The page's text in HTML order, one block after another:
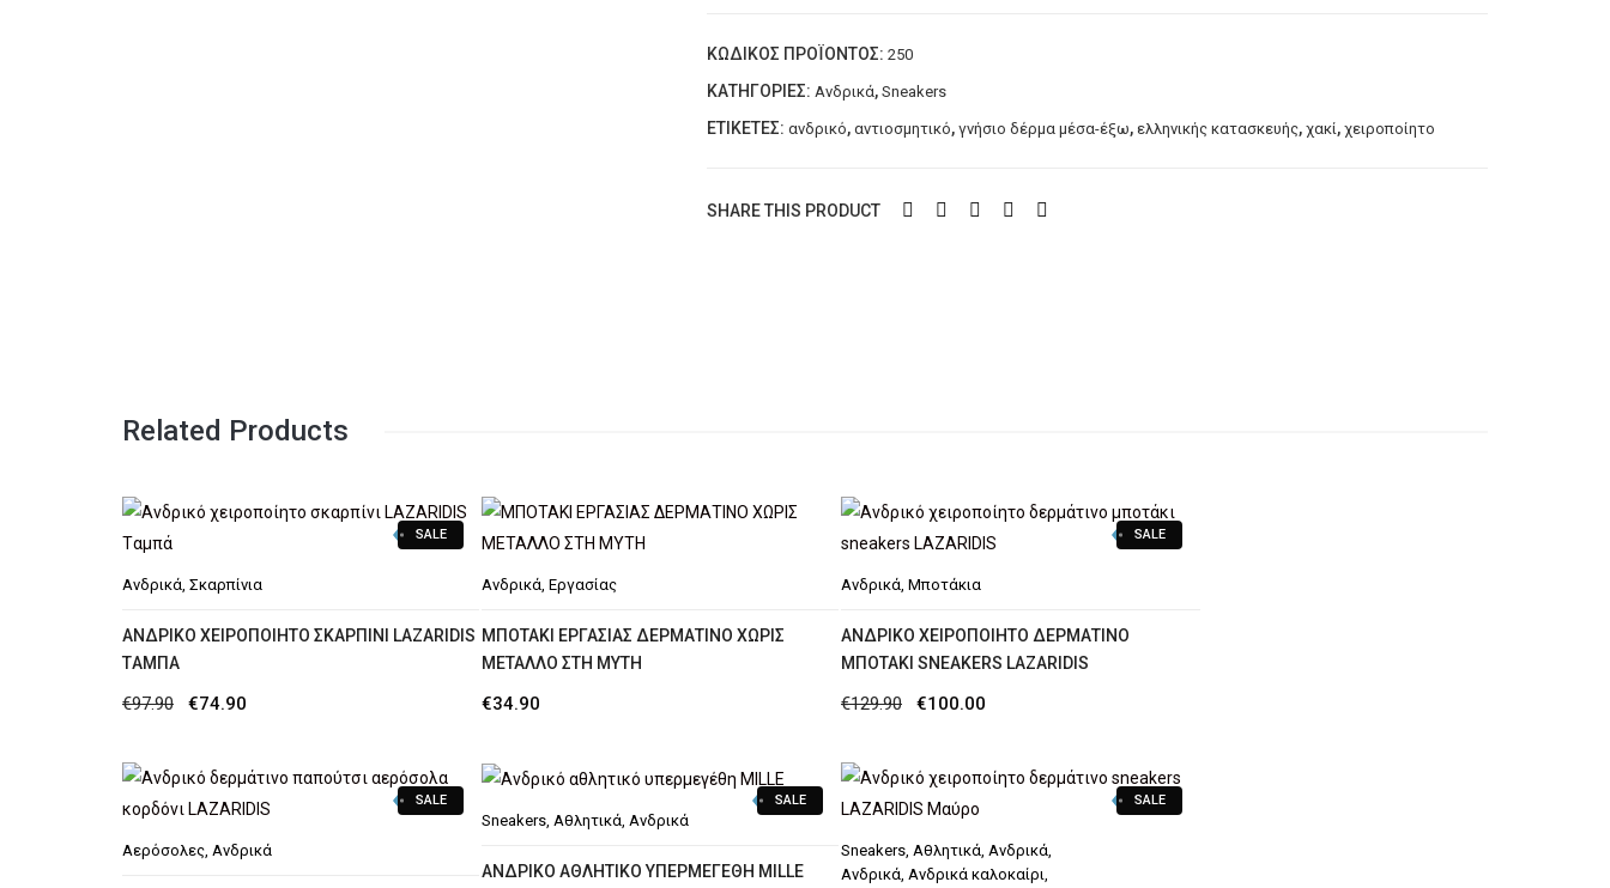
LAZARIDIS
ποσότητα
ΚΩΔΙΚΌΣ ΠΡΟΪΌΝΤΟΣ: 250
ΚΑΤΗΓΟΡΊΕΣ: Ανδρικά, Sneakers
ΕΤΙΚΈΤΕΣ: ανδρικό, αντιοσμητικό, γνήσιο δέρμα μέσα-έξω, ελληνικής κατασκευής, χακί, χειροποίητο
SHARE THIS PRODUCT
Related Products
SALE
Ανδρικά, Σκαρπίνια
AΝΔΡΙΚΌ ΧΕΙΡΟΠΟΊΗΤΟ ΣΚΑΡΠΊΝΙ LAZARIDIS
TΑΜΠΆ
€97.90
Original
was:
€97.90.
€74.90
τιμή
είναι:
€74.90.
Ανδρικά, Εργασίας
ΜΠΟΤΑΚΙ ΕΡΓΑΣΙΑΣ ΔΕΡΜΑΤΙΝΟ ΧΩΡΙΣ
ΜΕΤΑΛΛΟ ΣΤΗ ΜΥΤΗ
€34.90
SALE
Ανδρικά, Μποτάκια
AΝΔΡΙΚΌ ΧΕΙΡΟΠΟΊΗΤΟ ΔΕΡΜΆΤΙΝΟ
ΜΠΟΤΆΚΙ SNEAKERS LAZARIDIS
€129.90
Original
was:
€129.90.
€100.00
τιμή
€100.00.
SALE
Αερόσολες, Ανδρικά
SALE
Sneakers, Αθλητικά, Ανδρικά
ΑΝΔΡΙΚΌ ΑΘΛΗΤΙΚΌ ΥΠΕΡΜΕΓΈΘΗ MILLE
SALE
Sneakers, Αθλητικά, Ανδρικά,
Ανδρικά, Ανδρικά καλοκαίρι,